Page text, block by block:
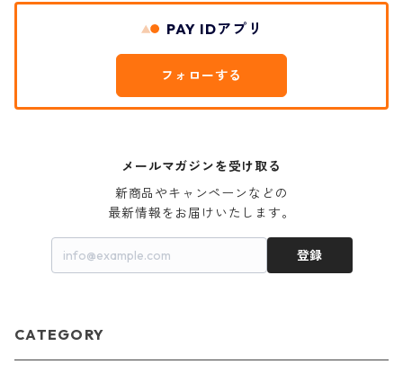
PAY IDアプリ
フォローする
メールマガジンを受け取る
新商品やキャンペーンなどの
最新情報をお届けいたします。
登録
CATEGORY